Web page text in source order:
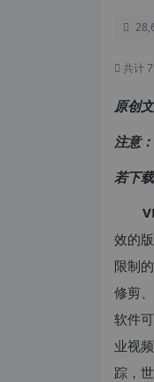
共计
原创
注意：
若下
效的
限制
修剪
软件
业视
踪，